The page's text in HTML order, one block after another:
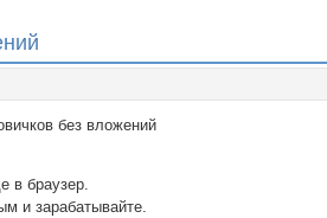
новичков без вложений
в браузер.
и зарабатывайте.